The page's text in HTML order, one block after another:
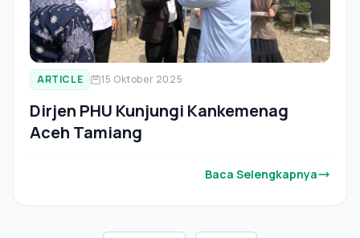
ARTICLE 15 Oktober 2025
Dirjen PHU Kunjungi Kankemenag
Aceh Tamiang
Baca Selengkapnya